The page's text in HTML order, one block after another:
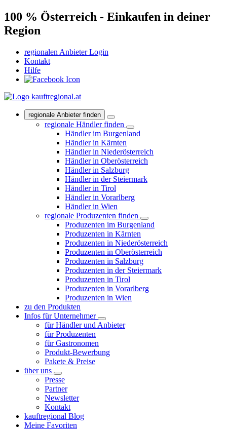
100 % Österreich - Einkaufen in deiner
Region
regionalen Anbieter Login
Kontakt
Hilfe
regionale Anbieter finden
regionale Händler finden
Händler im Burgenland
Händler in Kärnten
Händler in Niederösterreich
Händler in Oberösterreich
Händler in Salzburg
Händler in der Steiermark
Händler in Tirol
Händler in Vorarlberg
Händler in Wien
regionale Produzenten finden
Produzenten im Burgenland
Produzenten in Kärnten
Produzenten in Niederösterreich
Produzenten in Oberösterreich
Produzenten in Salzburg
Produzenten in der Steiermark
Produzenten in Tirol
Produzenten in Vorarlberg
Produzenten in Wien
zu den Produkten
Infos für Unternehmer
für Händler und Anbieter
für Produzenten
für Gastronomen
Produkt-Bewerbung
Pakete & Preise
über uns
Presse
Partner
Newsletter
Kontakt
kauftregional Blog
Meine Favoriten